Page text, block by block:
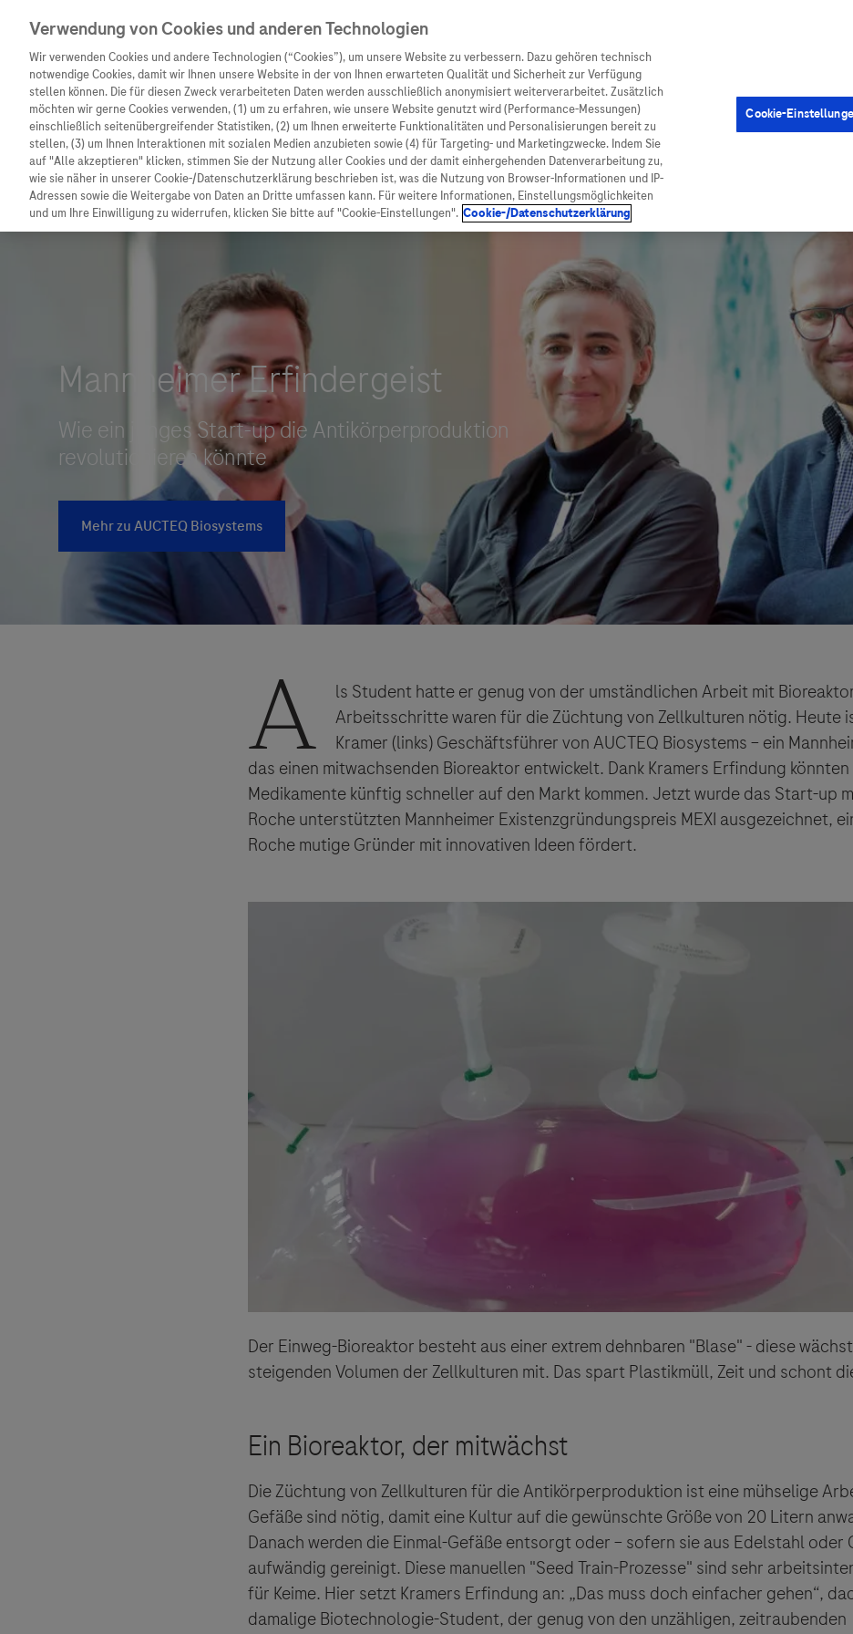
Unternehmen
Was uns antreibt
Unsere Standorte
Roche Stories
Events
Podcast
Innovation
Forschung
Personalisierte Medizin
Digitalisierung
Blog Zukunftslabor
Patienteninformationen
Unser Service für Patient:innen
Informationen zu Krankheiten
Diagnostik ist Vorsorge
Klinische Studien
Arzneimittel
Arzneimittel A-Z
Roche Pipeline
Roche Fachportal
Vigilanz-Training
Diagnostik
A
ls Student hatte er genug von der umständlichen Arbeit mit
Arbeitsschritte waren für die Züchtung von Zellkulturen nötig. Heute
Kramer (links) Geschäftsführer von AUCTEQ Biosystems – ein
das einen mitwachsenden Bioreaktor entwickelt. Dank Kramers Erfindung
Medikamente künftig schneller auf den Markt kommen. Jetzt wurde das Start-up
Roche unterstützten Mannheimer Existenzgründungspreis MEXI ausgezeichnet,
Roche mutige Gründer mit innovativen Ideen fördert.
Der Einweg-Bioreaktor besteht aus einer extrem dehnbaren "Blase" - diese
steigenden Volumen der Zellkulturen mit. Das spart Plastikmüll, Zeit und schont
Die Züchtung von Zellkulturen für die Antikörperproduktion ist eine mühselige
Gefäße sind nötig, damit eine Kultur auf die gewünschte Größe von 20 Litern
Danach werden die Einmal-Gefäße entsorgt oder – sofern sie aus Edelstahl oder
aufwändig gereinigt. Diese manuellen "Seed Train-Prozesse" sind sehr
für Keime. Hier setzt Kramers Erfindung an: „Das muss doch einfacher gehen“,
damalige Biotechnologie-Student, der genug von den unzähligen, zeitraubenden
Verwendung von Cookies und anderen Technologien
Wir verwenden Cookies und andere Technologien (“Cookies”), um unsere Website zu verbessern. Dazu gehören technisch
notwendige Cookies, damit wir Ihnen unsere Website in der von Ihnen erwarteten Qualität und Sicherheit zur Verfügung
stellen können. Die für diesen Zweck verarbeiteten Daten werden ausschließlich anonymisiert weiterverarbeitet. Zusätzlich
möchten wir gerne Cookies verwenden, (1) um zu erfahren, wie unsere Website genutzt wird (Performance-Messungen)
einschließlich seitenübergreifender Statistiken, (2) um Ihnen erweiterte Funktionalitäten und Personalisierungen bereit zu
stellen, (3) um Ihnen Interaktionen mit sozialen Medien anzubieten sowie (4) für Targeting- und Marketingzwecke. Indem Sie
auf "Alle akzeptieren" klicken, stimmen Sie der Nutzung aller Cookies und der damit einhergehenden Datenverarbeitung zu,
wie sie näher in unserer Cookie-/Datenschutzerklärung beschrieben ist, was die Nutzung von Browser-Informationen und IP-
Adressen sowie die Weitergabe von Daten an Dritte umfassen kann. Für weitere Informationen, Einstellungsmöglichkeiten
und um Ihre Einwilligung zu widerrufen, klicken Sie bitte auf "Cookie-Einstellungen". Cookie-/Datenschutzerklärung
Cookie-